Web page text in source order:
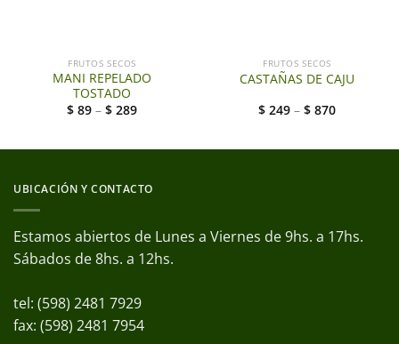
FRUTOS SECOS
MANI REPELADO
TOSTADO
$ 89 – $ 289
FRUTOS SECOS
CASTAÑAS DE CAJU
$ 249 – $ 870
UBICACIÓN Y CONTACTO
Estamos abiertos de Lunes a Viernes de 9hs. a 17hs.
Sábados de 8hs. a 12hs.
tel: (598) 2481 7929
fax: (598) 2481 7954